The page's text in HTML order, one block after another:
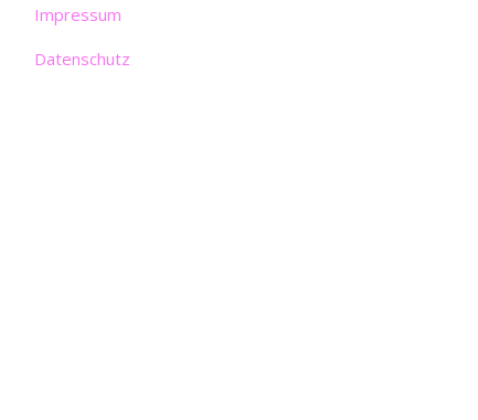
Impressum
Datenschutz